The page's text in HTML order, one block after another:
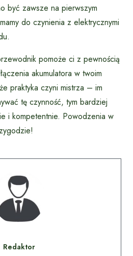
być zawsze na pierwszym
do czynienia z elektrycznymi
pomoże ci z pewnością
akumulatora w twoim
praktyka czyni mistrza – im
tę czynność, tym bardziej
i kompetentnie. Powodzenia w
Redaktor